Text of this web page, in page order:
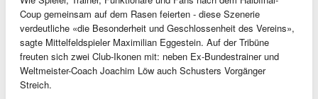
Coup gemeinsam auf dem Rasen feierten - diese Szenerie
verdeutliche «die Besonderheit und Geschlossenheit des Vereins»,
sagte Mittelfeldspieler Maximilian Eggestein. Auf der Tribüne
freuten sich zwei Club-Ikonen mit: neben Ex-Bundestrainer und
Weltmeister-Coach Joachim Löw auch Schusters Vorgänger
Streich.